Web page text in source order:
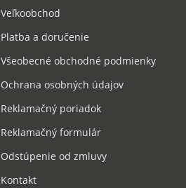
Veľkoobchod
Platba a doručenie
Všeobecné obchodné podmienky
Ochrana osobných údajov
Reklamačný poriadok
Reklamačný formulár
Odstúpenie od zmluvy
Kontakt